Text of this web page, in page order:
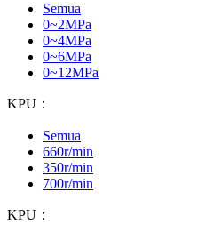
Semua
0~2MPa
0~4MPa
0~6MPa
0~12MPa
KPU：
Semua
660r/min
350r/min
700r/min
KPU：